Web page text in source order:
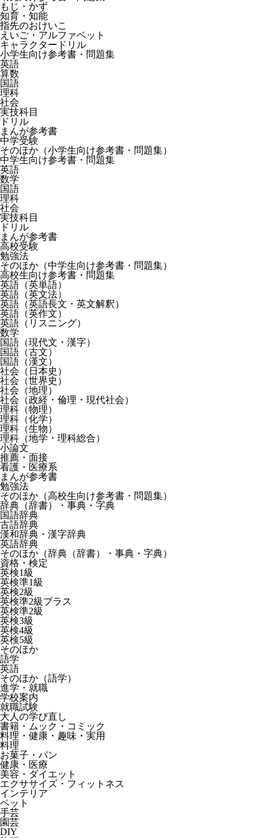
もじ・かず
知育・知能
指先のおけいこ
えいご・アルファベット
キャラクタードリル
小学生向け参考書・問題集
英語
算数
国語
理科
社会
実技科目
ドリル
まんが参考書
中学受験
そのほか（小学生向け参考書・問題集）
中学生向け参考書・問題集
英語
数学
国語
理科
社会
実技科目
ドリル
まんが参考書
高校受験
勉強法
そのほか（中学生向け参考書・問題集）
高校生向け参考書・問題集
英語（英単語）
英語（英文法）
英語（英語長文・英文解釈）
英語（英作文）
英語（リスニング）
数学
国語（現代文・漢字）
国語（古文）
国語（漢文）
社会（日本史）
社会（世界史）
社会（地理）
社会（政経・倫理・現代社会）
理科（物理）
理科（化学）
理科（生物）
理科（地学・理科総合）
小論文
推薦・面接
看護・医療系
まんが参考書
勉強法
そのほか（高校生向け参考書・問題集）
辞典（辞書）・事典・字典
国語辞典
古語辞典
漢和辞典・漢字辞典
英語辞典
そのほか（辞典（辞書）・事典・字典）
資格・検定
英検1級
英検準1級
英検2級
英検準2級プラス
英検準2級
英検3級
英検4級
英検5級
そのほか
語学
英語
そのほか（語学）
進学・就職
学校案内
就職試験
大人の学び直し
書籍・ムック・コミック
料理・健康・趣味・実用
料理
お菓子・パン
健康・医療
美容・ダイエット
エクササイズ・フィットネス
インテリア
ペット
手芸
園芸
DIY